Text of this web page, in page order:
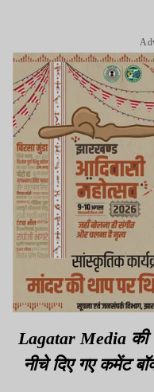
Lagatar Media
नीचे दिए गए कमेंट